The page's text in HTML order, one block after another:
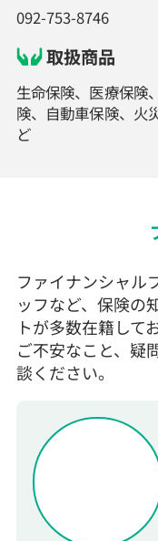
092-753-8746
取扱商品
生命保険、医療保険
険、自動車保険、
ど
ファイナンシャル
ッフなど、保険の
トが多数在籍して
ご不安なこと、疑
談ください。